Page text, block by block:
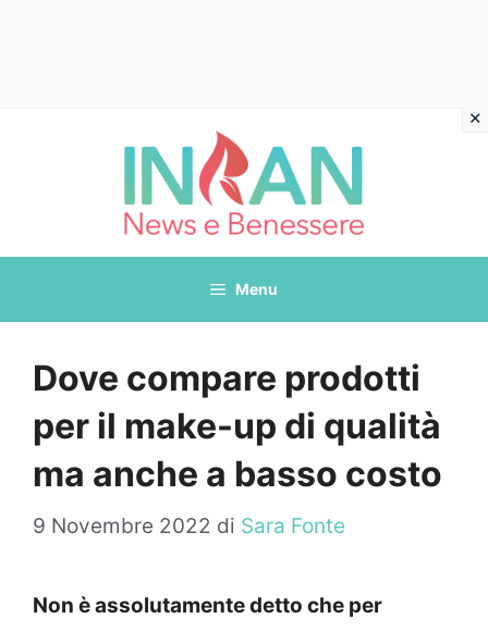
Menu
Dove compare prodotti
per il make-up di qualità
ma anche a basso costo
9 Novembre 2022 di Sara Fonte
Non è assolutamente detto che per